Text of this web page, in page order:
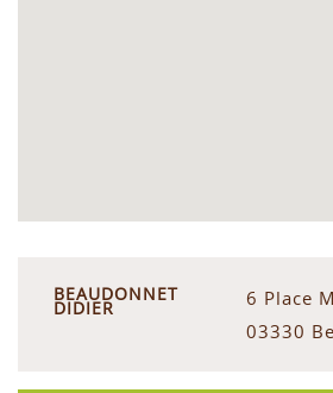
BEAUDONNET
DIDIER
6 Place
03330